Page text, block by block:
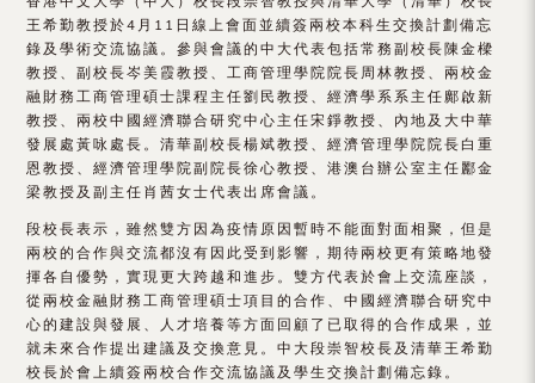
交
流
處
（內
地
及
地
區）
王希勤教授於4月11日線上會面並續簽兩校本科生交換計劃備忘
錄及學術交流協議。參與會議的中大代表包括常務副校長陳金樑
教授、副校長岑美霞教授、工商管理學院院長周林教授、兩校金
融財務工商管理碩士課程主任劉民教授、經濟學系系主任鄺啟新
教授、兩校中國經濟聯合研究中心主任宋錚教授、內地及大中華
發展處黃咏處長。清華副校長楊斌教授、經濟管理學院院長白重
恩教授、經濟管理學院副院長徐心教授、港澳台辦公室主任酈金
梁教授及副主任肖茜女士代表出席會議。
段校長表示，雖然雙方因為疫情原因暫時不能面對面相聚，但是
兩校的合作與交流都沒有因此受到影響，期待兩校更有策略地發
揮各自優勢，實現更大跨越和進步。雙方代表於會上交流座談，
從兩校金融財務工商管理碩士項目的合作、中國經濟聯合研究中
心的建設與發展、人才培養等方面回顧了已取得的合作成果，並
就未來合作提出建議及交換意見。中大段崇智校長及清華王希勤
校長於會上續簽兩校合作交流協議及學生交換計劃備忘錄。